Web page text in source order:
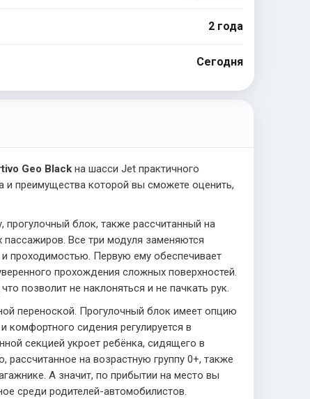
2 года
Сегодня
Geo Black на шасси Jet практичного
и преимущества которой вы сможете оценить,
блок, также рассчитанный на
Все три модуля заменяются
проходимостью. Первую ему обеспечивает
прохождения сложных поверхностей.
позволит не наклоняться и не пачкать рук.
переноской. Прогулочный блок имеет опцию
комфортного сидения регулируется в
секцией укроет ребёнка, сидящего в
на возрастную группу 0+, также
А значит, по прибытии на место вы
среди родителей-автомобилистов.